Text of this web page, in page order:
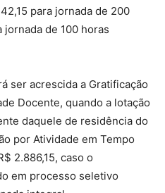
para jornada de 200
jornada de 100 horas
ser acrescida a Gratificação
Docente, quando a lotação
daquele de residência do
por Atividade em Tempo
2.886,15, caso o
em processo seletivo